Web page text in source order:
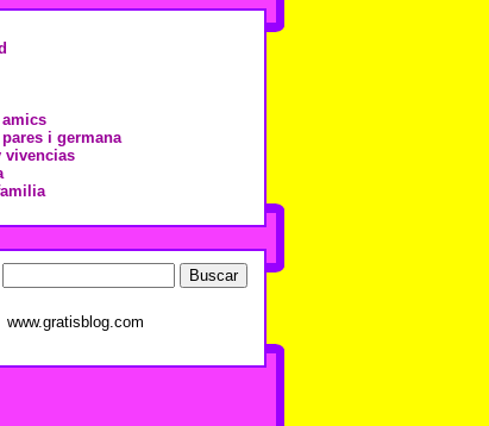
i germana
vivencias
www.gratisblog.com